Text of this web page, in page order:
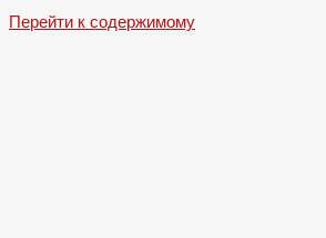
Перейти к содержимому